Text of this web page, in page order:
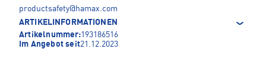
productsafety@hamax.com
ARTIKELINFORMATIONEN
Artikelnummer:193186516
Im Angebot seit21.12.2023